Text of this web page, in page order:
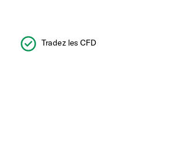
Tradez les CFD